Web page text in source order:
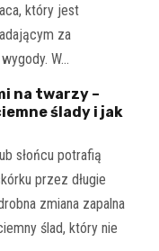
który jest
za
W…
na twarzy –
ślady i jak
słońcu potrafią
przez długie
zmiana zapalna
ślad, który nie